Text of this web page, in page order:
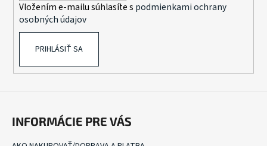
p
v
ý
Vložením e-mailu súhlasíte s podmienkami ochrany
osobných údajov
PRIHLÁSIŤ SA
INFORMÁCIE PRE VÁS